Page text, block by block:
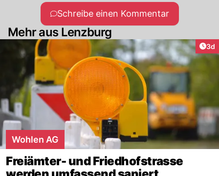
Schreibe einen Kommentar
Mehr aus Lenzburg
3d
Wohlen AG
Freiämter- und Friedhofstrasse